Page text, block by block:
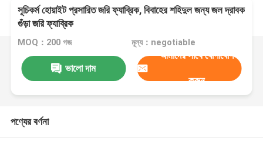
সূচিকর্ম হোয়াইট প্রসারিত জরি ফ্যাব্রিক, বিবাহের শহিদুল জন্য জল দ্রাবক
গুঁড়া জরি ফ্যাব্রিক
MOQ：200 গজ মূল্য：negotiable
ভালো দাম
আমাদের সাথে যোগাযোগ
করুন
পণ্যের বর্ণনা